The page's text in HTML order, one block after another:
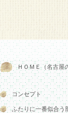
ＨＯＭＥ（名古屋
コンセプト
ふたりに一番似合う